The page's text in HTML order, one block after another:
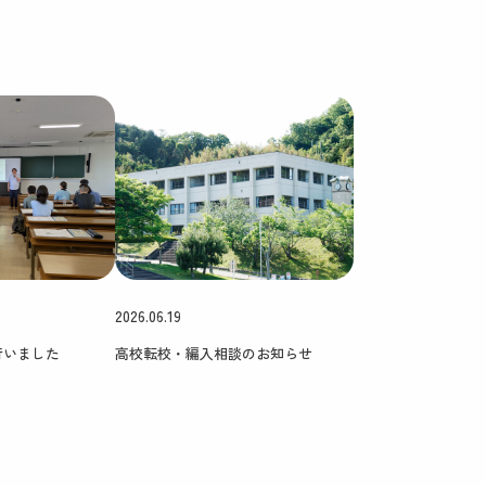
ました
2026.06.19
高校転校・編入相談のお知らせ